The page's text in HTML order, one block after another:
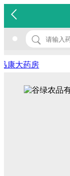
大药房
名 称：谷绿农品有
品 牌：(巨龙有机)